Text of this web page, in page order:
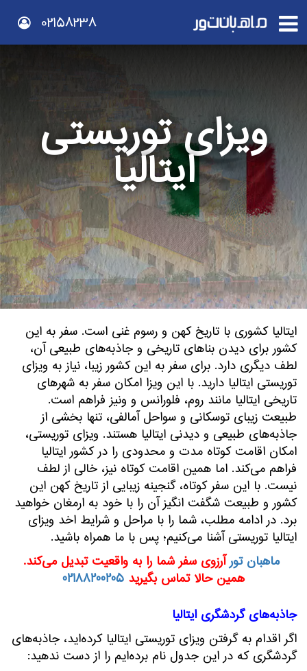
02158238
ویزای توریستی
ایتالیا
ایتالیا کشوری با تاریخ کهن و رسوم غنی است. سفر به این
کشور برای دیدن بناهای تاریخی و جاذبه‌های طبیعی آن،
لطف دیگری دارد. برای سفر به این کشور زیبا، نیاز به ویزای
توریستی ایتالیا دارید. با این ویزا امکان سفر به شهرهای
تاریخی ایتالیا مانند روم، فلورانس و ونیز فراهم است.
طبیعت زیبای توسکانی و سواحل آمالفی، تنها بخشی از
جاذبه‌های طبیعی و دیدنی ایتالیا هستند. ویزای توریستی،
امکان اقامت کوتاه مدت و محدودی را در کشور ایتالیا
فراهم می‌کند. اما همین اقامت کوتاه نیز، خالی از لطف
نیست. با این سفر کوتاه، گنجینه زیبایی از تاریخ کهن این
کشور و طبیعت شگفت انگیز آن را با خود به ارمغان خواهید
برد. در ادامه مطلب، شما را با مراحل و شرایط اخد ویزای
ایتالیا توریستی آشنا می‌کنیم؛ پس با ما همراه باشید.
ماهبان تور آرزوی سفر شما را به واقعیت تبدیل می‌کند.
همین حالا تماس بگیرید 02188200205
جاذبه‌های گردشگری ایتالیا
اگر اقدام به گرفتن ویزای توریستی ایتالیا کرده‌اید، جاذبه‌های
گردشگری که در این جدول نام برده‌ایم را از دست ندهید: